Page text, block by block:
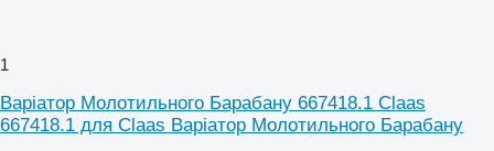
1
Варіатор Молотильного Барабану 667418.1 Claas
667418.1 для Claas Варіатор Молотильного Барабану